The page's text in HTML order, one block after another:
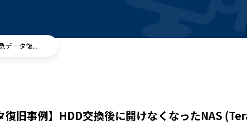
データ復...
復旧事例】HDD交換後に開けなくなったNAS